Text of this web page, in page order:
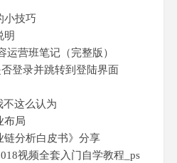
小技巧
明
运营班笔记（完整版）
登录并跳转到登陆界面
不这么认为
布局
链分析白皮书》分享
视频全套入门自学教程_ps